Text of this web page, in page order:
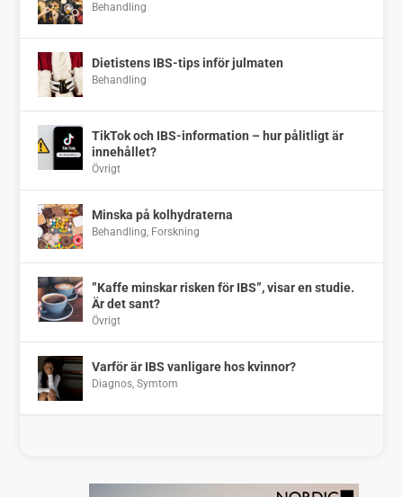
Behandling
Dietistens IBS-tips inför julmaten
Behandling
TikTok och IBS-information – hur pålitligt är
innehållet?
Övrigt
Minska på kolhydraterna
Behandling, Forskning
”Kaffe minskar risken för IBS”, visar en studie.
Är det sant?
Övrigt
Varför är IBS vanligare hos kvinnor?
Diagnos,Symtom